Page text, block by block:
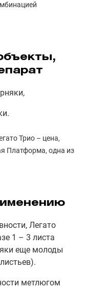
Трио – цена,
Платформа, одна из
Легато
1 – 3 листа
еще молоды
метлюгом